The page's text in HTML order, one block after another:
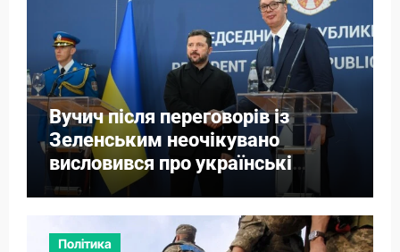
Вучич після переговорів із
Зеленським неочікувано
висловився про українські
території
Політика